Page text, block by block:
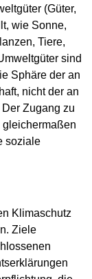
(Güter,
wie Sonne,
Tiere,
sind
Sphäre der an
nicht der an
Zugang zu
gleichermaßen
soziale
Klimaschutz
Ziele